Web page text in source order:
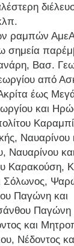
ραμπών
σημεία
Βασ.
από
έως
και
Ναυαρίνου
Καρακούση,
Παγώνη και
Παγώνη
και
Νέδοντος